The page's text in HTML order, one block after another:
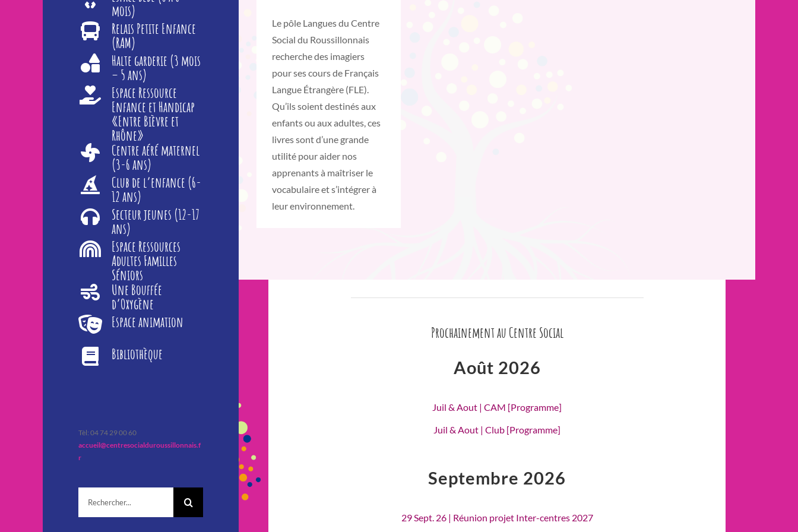
mois)
Relais Petite Enfance
(RAM)
Halte garderie (3 mois
– 5 ans)
Espace Ressource
Enfance et Handicap
«Entre Bièvre et
Rhône»
Centre aéré maternel
(3-6 ans)
Club de l’enfance (6-
12 ans)
Secteur jeunes (12-17
ans)
Espace Ressources
Adultes Familles
Séniors
Une Bouffée
d’Oxygène
Espace animation
Bibliothèque
Tèl: 04 74 29 00 60
accueil@centresocialduroussillonnais.f
r
Le pôle Langues du Centre
Social du Roussillonnais
recherche des imagiers
pour ses cours de Français
Langue Étrangère (FLE).
Qu’ils soient destinés aux
enfants ou aux adultes, ces
livres sont d’une grande
utilité pour aider nos
apprenants à maîtriser le
vocabulaire et s’intégrer à
leur environnement.
Prochainement au Centre Social
Août 2026
Juil & Aout | CAM [Programme]
Juil & Aout | Club [Programme]
Septembre 2026
29 Sept. 26 | Réunion projet Inter-centres 2027